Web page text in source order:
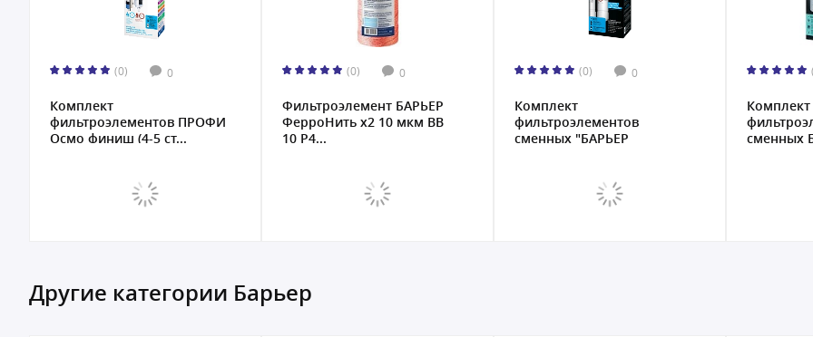
(0) 0
Фильтроэлемент БАРЬЕР
ФерроНить х2 10 мкм BB
10 Р4...
(0) 0
Комплект
фильтроэлементов
сменных "БАРЬЕР
(0) 0
Комплект
фильтроэлементов
сменных БАРЬЕР АКТИВ
Механика
нить Р4...
Другие категории Барьер